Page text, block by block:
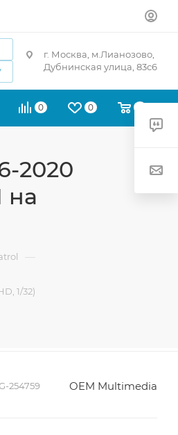
г. Москва, м.Лианозово,
Дубнинская улица, 83с6
0 0
2020
на
—
1/32)
254759 OEM Multimedia